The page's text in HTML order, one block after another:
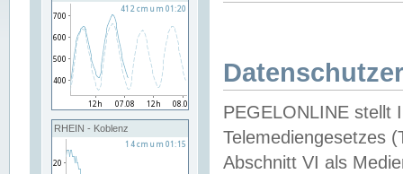
RHEIN - Koblenz
PEGELONLINE stellt
Telemediengesetzes
Abschnitt VI als